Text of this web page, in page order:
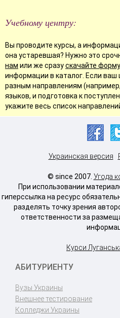
Учебному центру:
Вы проводите курсы, а
она устаревшая? Нужно это
нам или же сразускачайте форму
информации в каталог. Если ваш
разным направлениям
языков, и подготовка к
укажите весь список
Украинская версия
© since 2007. Угода
При использовании
гиперссылка на ресурс
разделять точку зрения
ответственности за
Курси
АБИТУРИЕНТУ
Вузы Украины
Внешнее тестирование
Колледжи Украины